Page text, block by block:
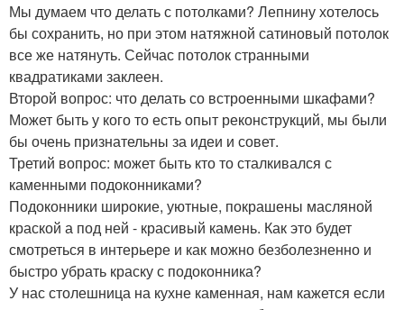
Мы думаем что делать с потолками? Лепнину хотелось
бы сохранить, но при этом натяжной сатиновый потолок
все же натянуть. Сейчас потолок странными
квадратиками заклеен.
Второй вопрос: что делать со встроенными шкафами?
Может быть у кого то есть опыт реконструкций, мы были
бы очень признательны за идеи и совет.
Третий вопрос: может быть кто то сталкивался с
каменными подоконниками?
Подоконники широкие, уютные, покрашены масляной
краской а под ней - красивый камень. Как это будет
смотреться в интерьере и как можно безболезненно и
быстро убрать краску с подоконника?
У нас столешница на кухне каменная, нам кажется если